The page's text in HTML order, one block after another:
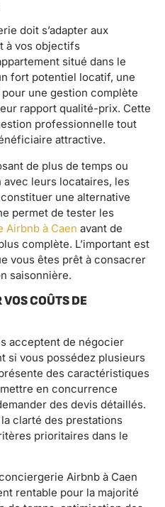
doit s’adapter aux
à vos objectifs
situé dans le
fort potentiel locatif, une
une gestion complète
rapport qualité-prix. Cette
professionnelle tout
attractive.
de plus de temps ou
leurs locataires, les
une alternative
permet de tester les
Airbnb à Caen avant de
complète. L’important est
vous êtes prêt à consacrer
saisonnière.
COÛTS DE
acceptent de négocier
si vous possédez plusieurs
des caractéristiques
en concurrence
des devis détaillés.
clarté des prestations
prioritaires dans le
Airbnb à Caen
rentable pour la majorité